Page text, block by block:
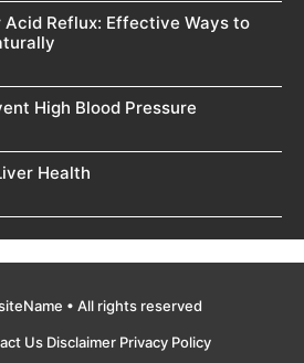
Acid Reflux: Effective Ways to
High Blood Pressure
Health
• All rights reserved
Us Disclaimer Privacy Policy